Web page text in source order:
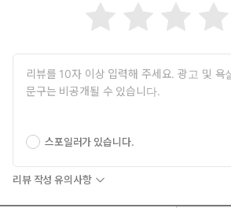
하는 근본적 치유의 길이 열린다. 내가 얼마
수 있다.
스포일러가 있습니다.
리뷰 작성 유의사항